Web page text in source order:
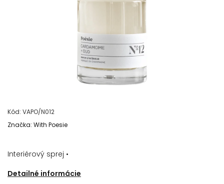
Kód: VAPO/N012
Interiérový sprej •
Detailné informácie
Značka: With Poesie